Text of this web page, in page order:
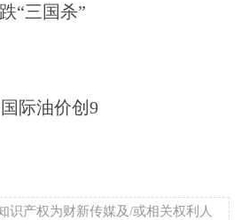
“三国杀”
际油价创9
识产权为财新传媒及/或相关权利人